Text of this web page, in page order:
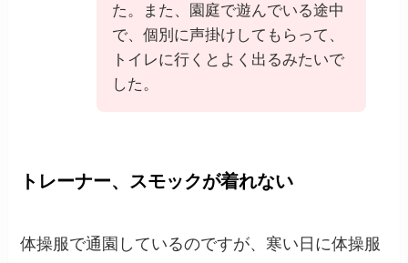
た。また、園庭で遊んでいる途中
で、個別に声掛けしてもらって、
トイレに行くとよく出るみたいで
した。
トレーナー、スモックが着れない
体操服で通園しているのですが、寒い日に体操服